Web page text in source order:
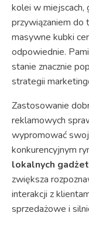
kolei w miejscach,
przywiązaniem do
masywne kubki
odpowiednie.
stanie znacznie
strategii
Zastosowanie
reklamowych
wypromować
konkurencyjnym
lokalnych
zwiększa
interakcji z
sprzedażowe i